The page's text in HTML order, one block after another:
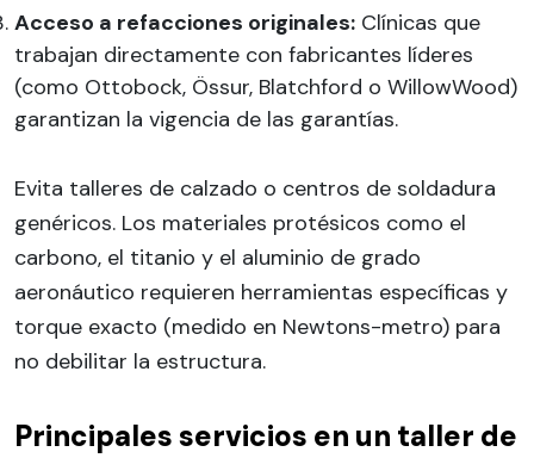
Acceso a refacciones originales: Clínicas que
trabajan directamente con fabricantes líderes
(como Ottobock, Össur, Blatchford o WillowWood)
garantizan la vigencia de las garantías.
Evita talleres de calzado o centros de soldadura
genéricos. Los materiales protésicos como el
carbono, el titanio y el aluminio de grado
aeronáutico requieren herramientas específicas y
torque exacto (medido en Newtons-metro) para
no debilitar la estructura.
Principales servicios en un taller de